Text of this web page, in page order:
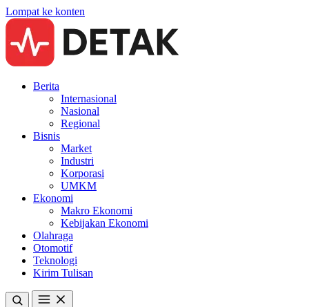
Lompat ke konten
Berita
Internasional
Nasional
Regional
Bisnis
Market
Industri
Korporasi
UMKM
Ekonomi
Makro Ekonomi
Kebijakan Ekonomi
Olahraga
Otomotif
Teknologi
Kirim Tulisan